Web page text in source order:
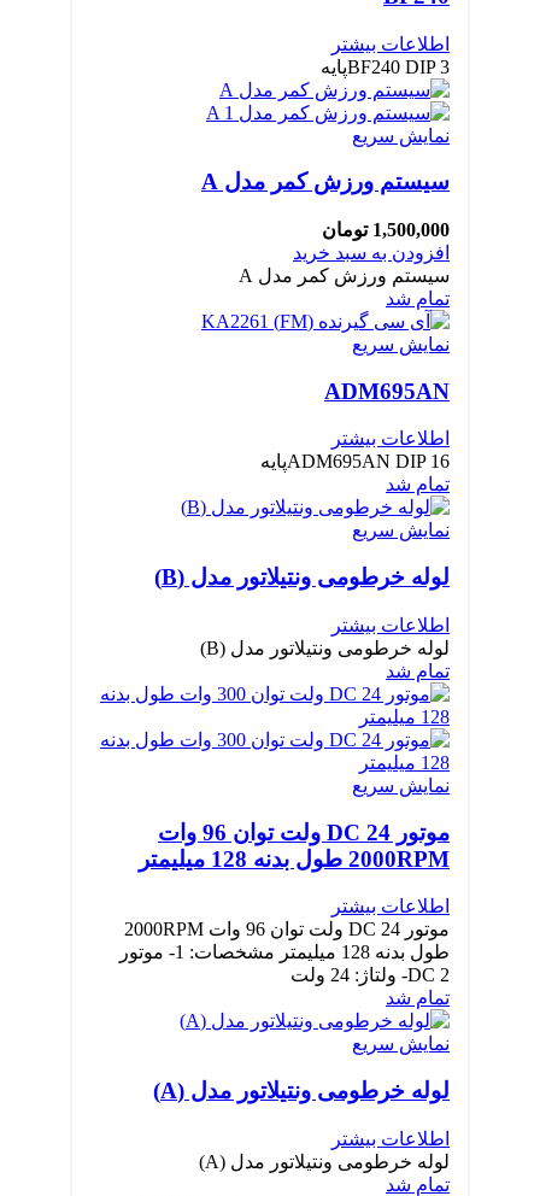
اطلاعات بیشتر
BF240 DIP 3پایه
نمایش سریع
سیستم ورزش کمر مدل A
1,500,000 تومان
افزودن به سبد خرید
سیستم ورزش کمر مدل A
تمام شد
نمایش سریع
ADM695AN
اطلاعات بیشتر
ADM695AN DIP 16پایه
تمام شد
نمایش سریع
لوله خرطومی ونتیلاتور مدل (B)
اطلاعات بیشتر
لوله خرطومی ونتیلاتور مدل (B)
تمام شد
نمایش سریع
موتور DC 24 ولت توان 96 وات
2000RPM طول بدنه 128 میلیمتر
اطلاعات بیشتر
موتور DC 24 ولت توان 96 وات 2000RPM
طول بدنه 128 میلیمتر مشخصات: 1- موتور
DC 2- ولتاژ: 24 ولت
تمام شد
نمایش سریع
لوله خرطومی ونتیلاتور مدل (A)
اطلاعات بیشتر
لوله خرطومی ونتیلاتور مدل (A)
تمام شد